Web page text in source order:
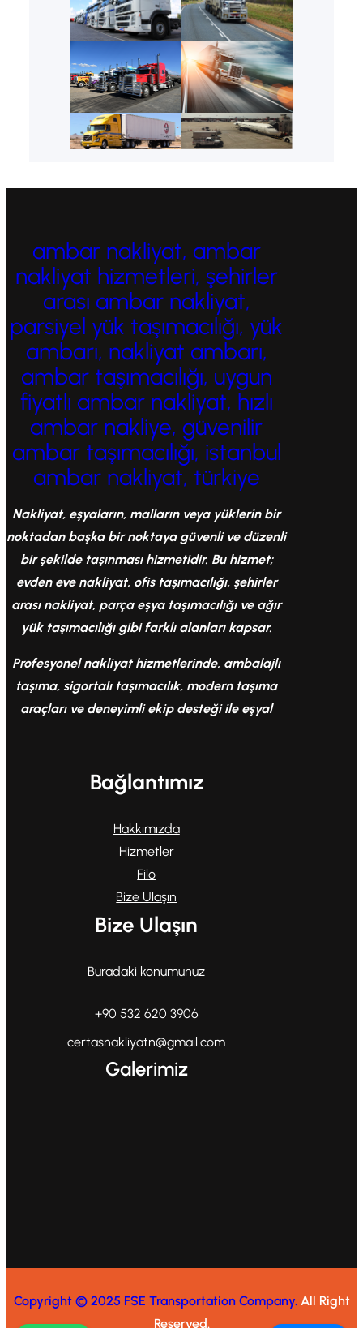
ambar nakliyat, ambar
nakliyat hizmetleri, şehirler
arası ambar nakliyat,
parsiyel yük taşımacılığı, yük
ambarı, nakliyat ambarı,
ambar taşımacılığı, uygun
fiyatlı ambar nakliyat, hızlı
ambar nakliye, güvenilir
ambar taşımacılığı, istanbul
ambar nakliyat, türkiye
Nakliyat, eşyaların, malların veya yüklerin bir
noktadan başka bir noktaya güvenli ve düzenli
bir şekilde taşınması hizmetidir. Bu hizmet;
evden eve nakliyat, ofis taşımacılığı, şehirler
arası nakliyat, parça eşya taşımacılığı ve ağır
yük taşımacılığı gibi farklı alanları kapsar.
Profesyonel nakliyat hizmetlerinde, ambalajlı
taşıma, sigortalı taşımacılık, modern taşıma
araçları ve deneyimli ekip desteği ile eşyal
Bağlantımız
Hakkımızda
Hizmetler
Filo
Bize Ulaşın
Bize Ulaşın
Buradaki konumunuz
+90 532 620 3906
certasnakliyatn@gmail.com
Galerimiz
Copyright © 2025 FSE Transportation Company. All Right
Reserved.